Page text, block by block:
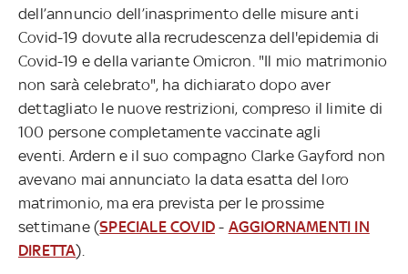
dell’annuncio dell’inasprimento delle misure anti
Covid-19 dovute alla recrudescenza dell'epidemia di
Covid-19 e della variante Omicron. "Il mio matrimonio
non sarà celebrato", ha dichiarato dopo aver
dettagliato le nuove restrizioni, compreso il limite di
100 persone completamente vaccinate agli
eventi. Ardern e il suo compagno Clarke Gayford non
avevano mai annunciato la data esatta del loro
matrimonio, ma era prevista per le prossime
settimane (SPECIALE COVID - AGGIORNAMENTI IN
DIRETTA).